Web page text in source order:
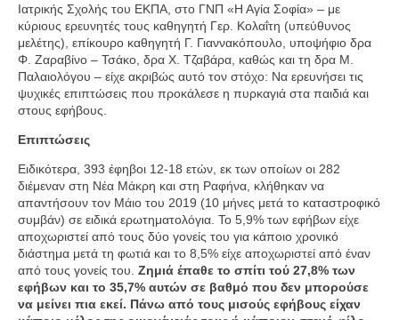
Ιατρικής Σχολής του ΕΚΠΑ, στο ΓΝΠ «Η Αγία Σοφία» – με
κύριους ερευνητές τους καθηγητή Γερ. Κολαΐτη (υπεύθυνος
μελέτης), επίκουρο καθηγητή Γ. Γιαννακόπουλο, υποψήφιο δρα
Φ. Ζαραβίνο – Τσάκο, δρα Χ. Τζαβάρα, καθώς και τη δρα Μ.
Παλαιολόγου – είχε ακριβώς αυτό τον στόχο: Να ερευνήσει τις
ψυχικές επιπτώσεις που προκάλεσε η πυρκαγιά στα παιδιά και
στους εφήβους.
Επιπτώσεις
Ειδικότερα, 393 έφηβοι 12-18 ετών, εκ των οποίων οι 282
διέμεναν στη Νέα Μάκρη και στη Ραφήνα, κλήθηκαν να
απαντήσουν τον Μάιο του 2019 (10 μήνες μετά το καταστροφικό
συμβάν) σε ειδικά ερωτηματολόγια. Το 5,9% των εφήβων είχε
αποχωριστεί από τους δύο γονείς του για κάποιο χρονικό
διάστημα μετά τη φωτιά και το 8,5% είχε αποχωριστεί από έναν
από τους γονείς του. Ζημιά έπαθε το σπίτι τού 27,8% των
εφήβων και το 35,7% αυτών σε βαθμό που δεν μπορούσε
να μείνει πια εκεί. Πάνω από τους μισούς εφήβους είχαν